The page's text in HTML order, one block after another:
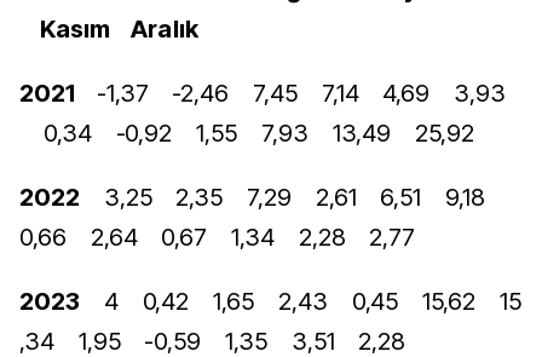
Kasım
Aralık
2021 -1,37 -2,46 7,45 7,14 4,69
3,93
0,34
-0,92 1,55 7,93 13,49 25,92
2022 3,25 2,35 7,29 2,61 6,51
9,18
0,66
2,64 0,67 1,34 2,28 2,77
2023 4 0,42 1,65 2,43 0,45 15,62
15
,34
1,95 -0,59 1,35 3,51 2,28